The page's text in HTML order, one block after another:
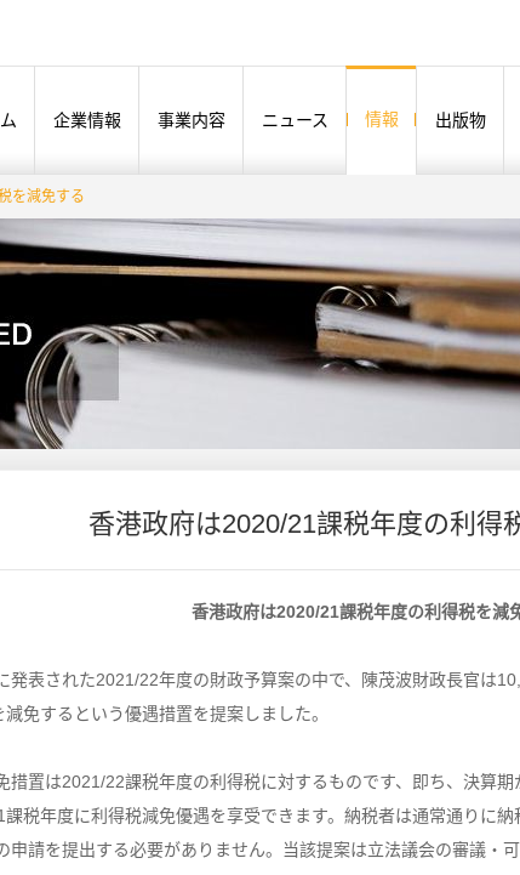
企業情報 事業内容 ニュース 情報 出版物
を減免する
香港政府は2020/21課税年度の利得
香港政府は2020/21課税年度の利得税を減
発表された2021/22年度の財政予算案の中で、陳茂波財政長官は
免するという優遇措置を提案しました。
措置は2021/22課税年度の利得税に対するものです、即ち、決算
課税年度に利得税減免優遇を享受できます。納税者は通常通りに
申請を提出する必要がありません。当該提案は立法議会の審議・